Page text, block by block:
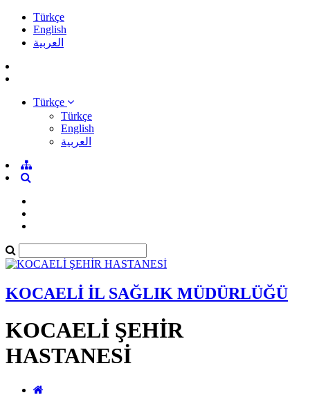
Türkçe
English
العربية
Türkçe
Türkçe
English
العربية
KOCAELİ İL SAĞLIK MÜDÜRLÜĞÜ
KOCAELİ ŞEHİR
HASTANESİ